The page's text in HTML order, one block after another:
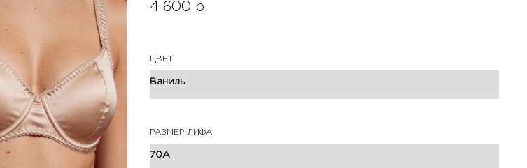
4 600 р.
ЦВЕТ
РАЗМЕР ЛИФА